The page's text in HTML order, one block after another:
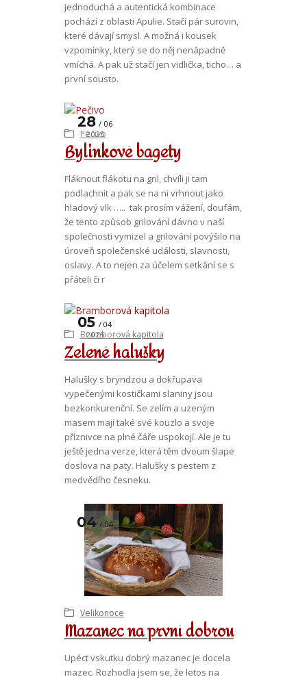
jednoduchá a autentická kombinace
pochází z oblasti Apulie. Stačí pár surovin,
které dávají smysl. A možná i kousek
vzpomínky, který se do něj nenápadně
vmíchá. A pak už stačí jen vidlička, ticho… a
první sousto.
Bylinkové bagety
28
06
2025
Pečivo
Fláknout flákotu na gril, chvíli ji tam
podlachnit a pak se na ni vrhnout jako
hladový vlk ….. tak prosím vážení, doufám,
že tento způsob grilování dávno v naší
společnosti vymizel a grilování povýšilo na
úroveň společenské události, slavnosti,
oslavy. A to nejen za účelem setkání se s
přáteli či r
Zelené halušky
05
04
2025
Bramborová kapitola
Halušky s bryndzou a dokřupava
vypečenými kostičkami slaniny jsou
bezkonkurenční. Se zelím a uzeným
masem mají také své kouzlo a svoje
příznivce na plné čáře uspokojí. Ale je tu
ještě jedna verze, která těm dvoum šlape
doslova na paty. Halušky s pestem z
medvědího česneku.
Mazanec na první dobrou
04
04
2025
Velikonoce
Upéct vskutku dobrý mazanec je docela
mazec. Rozhodla jsem se, že letos na